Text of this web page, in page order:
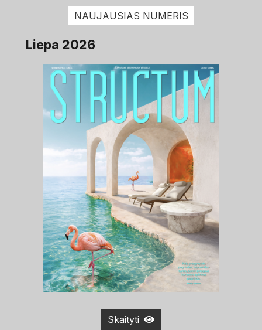
NAUJAUSIAS NUMERIS
Liepa 2026
Skaityti